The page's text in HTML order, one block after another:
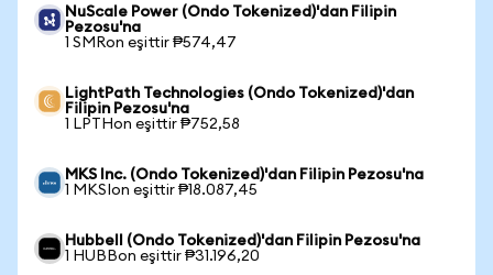
NuScale Power (Ondo Tokenized)'dan Filipin
Pezosu'na
1 SMRon eşittir ₱574,47
LightPath Technologies (Ondo Tokenized)'dan
Filipin Pezosu'na
1 LPTHon eşittir ₱752,58
MKS Inc. (Ondo Tokenized)'dan Filipin Pezosu'na
1 MKSIon eşittir ₱18.087,45
Hubbell (Ondo Tokenized)'dan Filipin Pezosu'na
1 HUBBon eşittir ₱31.196,20